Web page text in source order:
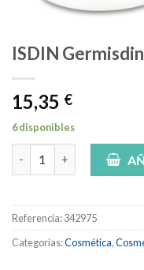
ISDIN
15,35 €
6 disponibles
ISDIN Germisdin RollOn
Referencia:342975
Categorías:Cosmética,